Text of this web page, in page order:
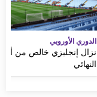
الدوري الأوروبي
نزال إنجليزي خالص من
النهائي